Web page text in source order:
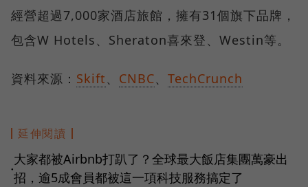
經營超過7,000家酒店旅館，擁有31個旗下品牌，
包含W Hotels、Sheraton喜來登、Westin等。
資料來源： Skift、 CNBC、 TechCrunch
延伸閱讀
●
大家都被Airbnb打趴了？全球最大飯店集團萬豪出
招，逾5成會員都被這一項科技服務搞定了